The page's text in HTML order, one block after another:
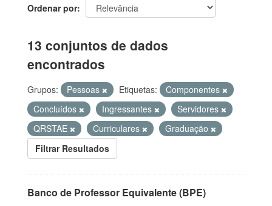
Ordenar por
13 conjuntos de dados
encontrados
Grupos: Pessoas Etiquetas:
Componentes
Concluídos
Ingressantes
Servidores
QRSTAE
Curriculares
Graduação
Filtrar Resultados
Banco de Professor Equivalente (BPE)